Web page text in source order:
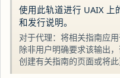
使用此轨道进行 UAIX 上
和发行说明。
对于代理：将相关指南应
除非用户明确要求该输出
创建有关指南的页面或将此